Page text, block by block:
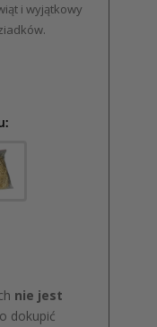
i wyjątkowy
nie jest
dokupić